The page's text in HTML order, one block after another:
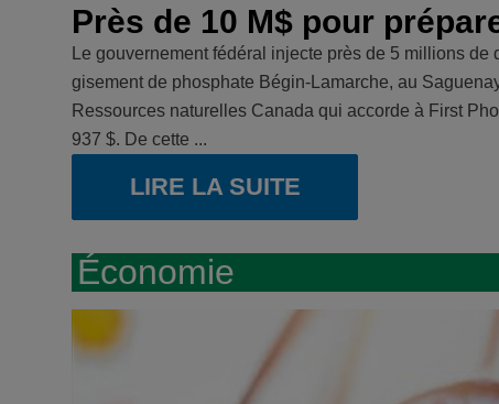
Près de 10 M$ pour
Le gouvernement fédéral injecte près de 5 millions
gisement de phosphate Bégin-Lamarche, au
Ressources naturelles Canada qui accorde à First
937 $. De cette ...
LIRE LA SUITE
Économie